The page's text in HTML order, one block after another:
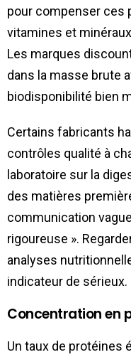
pour compenser ces
vitamines et
Les marques
dans la masse brute
biodisponibilité bien
Certains fabricants
contrôles qualité à
laboratoire sur la
des matières
communication
rigoureuse ».
analyses
indicateur de sérieux.
Concentration en
Un taux de protéines